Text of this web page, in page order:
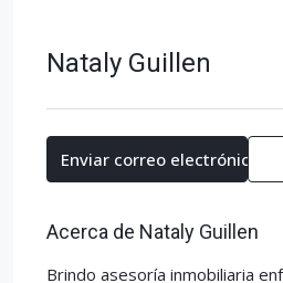
Nataly Guillen
Enviar correo electrónico
Acerca de Nataly Guillen
Brindo asesoría inmobiliaria